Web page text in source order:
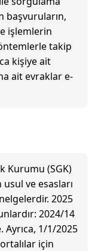
başvuruların,
işlemlerin
takip
kişiye ait
ait evraklar e-
Kurumu (SGK)
ve esasları
2025
2024/14
Ayrıca, 1/1/2025
için